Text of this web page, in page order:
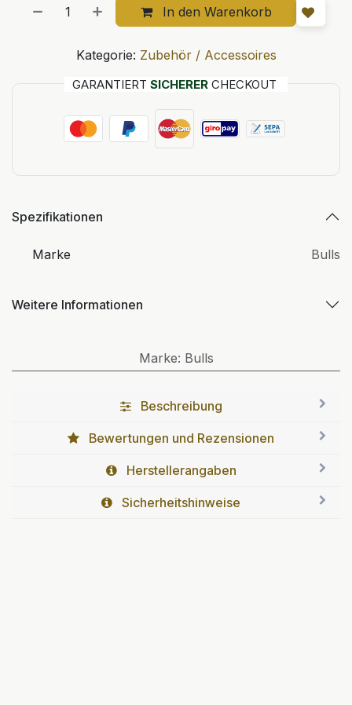
In den Warenkorb
Kategorie: Zubehör / Accessoires
GARANTIERT SICHERER CHECKOUT
Spezifikationen
Marke Bulls
Weitere Informationen
Marke: Bulls
Beschreibung
Bewertungen und Rezensionen
Herstellerangaben
Sicherheitshinweise